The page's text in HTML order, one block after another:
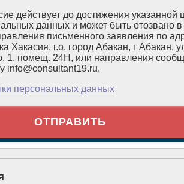
действует до достижения указанной
данных и может быть отозвано
письменного заявления по
Хакасия, г.о. город Абакан, г Абакан,
1, помещ. 24Н, или направления
info@consultant19.ru.
персональных данных